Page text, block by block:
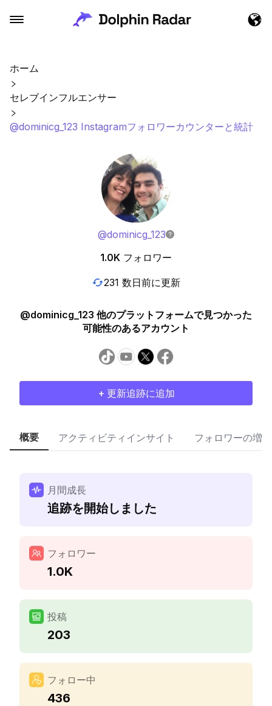
ホーム
セレブインフルエンサー
@dominicg_123 Instagramフォロワーカウンターと統計
@dominicg_123
1.0K フォロワー
231 数日前に更新
@dominicg_123 他のプラットフォームで見つかった
可能性のあるアカウント
+ 更新追跡に追加
概要 アクティビティインサイト フォロワーの増加
月間成長
追跡を開始しました
フォロワー
1.0K
投稿
203
フォロー中
436